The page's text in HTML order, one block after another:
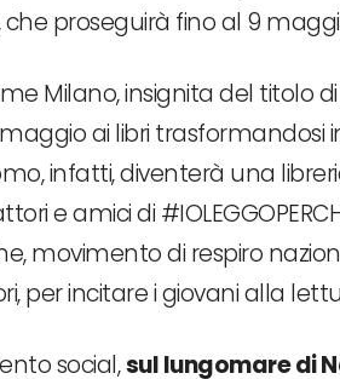
proseguirà fino al 9
Milano, insignita del titolo di
ai libri trasformandosi
infatti, diventerà una
e amici di
movimento di respiro
per incitare i giovani alla
social,sul lungomare di